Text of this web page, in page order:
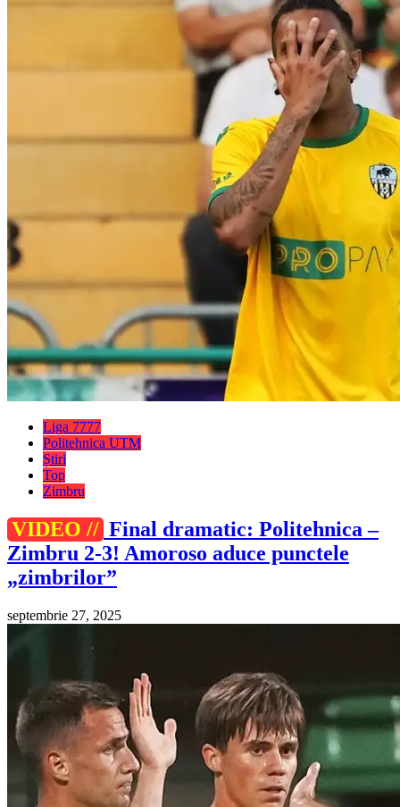
Liga 7777
Politehnica UTM
Știri
Top
Zimbru
VIDEO // Final dramatic: Politehnica –
Zimbru 2-3! Amoroso aduce punctele
„zimbrilor”
septembrie 27, 2025